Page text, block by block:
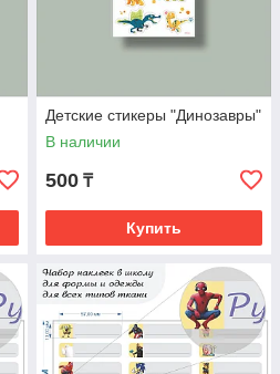
Детские стикеры "Динозавры"
В наличии
500 ₸
Купить